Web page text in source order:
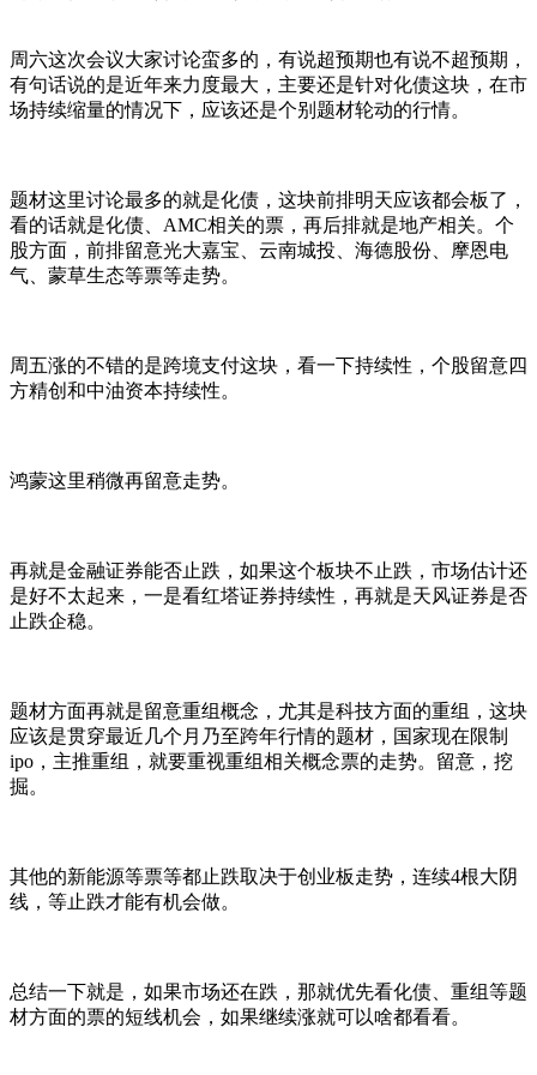
周六这次会议大家讨论蛮多的，有说超预期也有说不超预期，
有句话说的是近年来力度最大，主要还是针对化债这块，在市
场持续缩量的情况下，应该还是个别题材轮动的行情。
题材这里讨论最多的就是化债，这块前排明天应该都会板了，
看的话就是化债、AMC相关的票，再后排就是地产相关。个
股方面，前排留意光大嘉宝、云南城投、海德股份、摩恩电
气、蒙草生态等票等走势。
周五涨的不错的是跨境支付这块，看一下持续性，个股留意四
方精创和中油资本持续性。
鸿蒙这里稍微再留意走势。
再就是金融证券能否止跌，如果这个板块不止跌，市场估计还
是好不太起来，一是看红塔证券持续性，再就是天风证券是否
止跌企稳。
题材方面再就是留意重组概念，尤其是科技方面的重组，这块
应该是贯穿最近几个月乃至跨年行情的题材，国家现在限制
ipo，主推重组，就要重视重组相关概念票的走势。留意，挖
掘。
其他的新能源等票等都止跌取决于创业板走势，连续4根大阴
线，等止跌才能有机会做。
总结一下就是，如果市场还在跌，那就优先看化债、重组等题
材方面的票的短线机会，如果继续涨就可以啥都看看。